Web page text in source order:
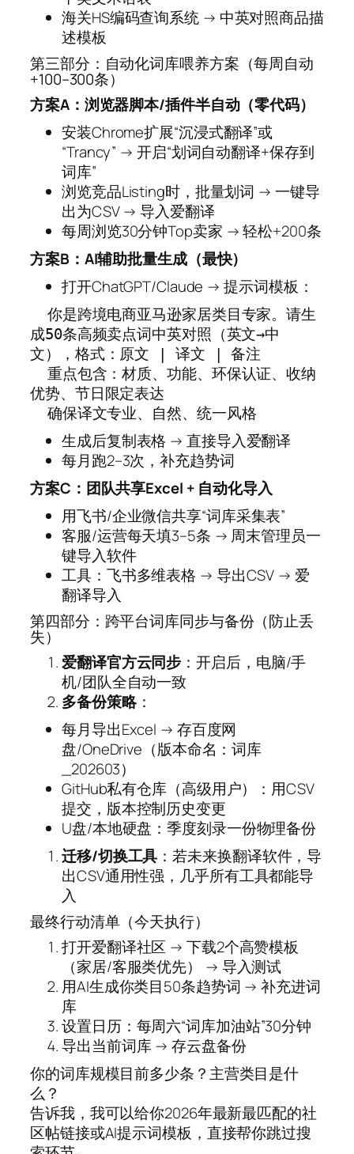
海关HS编码查询系统 → 中英对照商品描
述模板
第三部分：自动化词库喂养方案（每周自动
+100–300条）
方案A：浏览器脚本/插件半自动（零代码）
安装Chrome扩展“沉浸式翻译”或
“Trancy” → 开启“划词自动翻译+保存到
词库”
浏览竞品Listing时，批量划词 → 一键导
出为CSV → 导入爱翻译
每周浏览30分钟Top卖家 → 轻松+200条
方案B：AI辅助批量生成（最快）
打开ChatGPT/Claude → 提示词模板：
成50条高频卖点词中英对照（英文→中
文），格式：原文 | 译文 | 备注
优势、节日限定表达
  确保译文专业、自然、统一风格
生成后复制表格 → 直接导入爱翻译
每月跑2–3次，补充趋势词
方案C：团队共享Excel + 自动化导入
用飞书/企业微信共享“词库采集表”
客服/运营每天填3–5条 → 周末管理员一
键导入软件
工具：飞书多维表格 → 导出CSV → 爱
翻译导入
第四部分：跨平台词库同步与备份（防止丢
失）
爱翻译官方云同步 ：开启后，电脑/手
机/团队全自动一致
多备份策略：
每月导出Excel → 存百度网
盘/OneDrive（版本命名：词库
_202603）
GitHub私有仓库（高级用户）：用CSV
提交，版本控制历史变更
U盘/本地硬盘：季度刻录一份物理备份
迁移/切换工具 ：若未来换翻译软件，导
出CSV通用性强，几乎所有工具都能导
入
最终行动清单（今天执行）
打开爱翻译社区 → 下载2个高赞模板
（家居/客服类优先） → 导入测试
用AI生成你类目50条趋势词 → 补充进词
库
设置日历：每周六“词库加油站”30分钟
导出当前词库 → 存云盘备份
你的词库规模目前多少条？主营类目是什
么？
告诉我，我可以给你2026年最新最匹配的社
区帖链接或AI提示词模板，直接帮你跳过搜